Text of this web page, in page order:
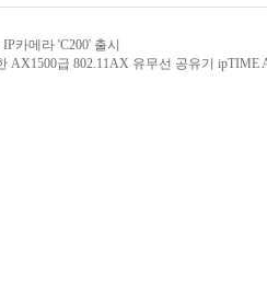
카메라 'C200' 출시
AX1500급 802.11AX 유무선 공유기 ipTIME